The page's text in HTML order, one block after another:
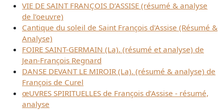
VIE DE SAINT FRANÇOIS D’ASSISE (résumé & analyse
de l’oeuvre)
Cantique du soleil de Saint François d'Assise (Résumé &
Analyse)
FOIRE SAINT-GERMAIN (La). (résumé et analyse) de
Jean-François Regnard
DANSE DEVANT LE MIROIR (La). (résumé & analyse) de
François de Curel
œUVRES SPIRITUELLES de François d’Assise - résumé,
analyse